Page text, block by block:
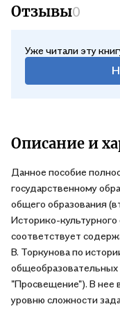
Отзывы0
Уже читали эту
Описание и
Данное пособие
государственному
общего образования
Историко-
соответствует
В. Торкунова по
общеобразовательных
"Просвещение"). В нее
уровню сложности